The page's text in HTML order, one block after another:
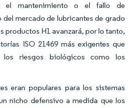
el mantenimiento o el fallo de
mercado de lubricantes de grado
productos H1 avanzará, por lo tanto,
ISO 21469 más exigentes que
los riesgos biológicos como los
eran populares para los sistemas
nicho defensivo a medida que los